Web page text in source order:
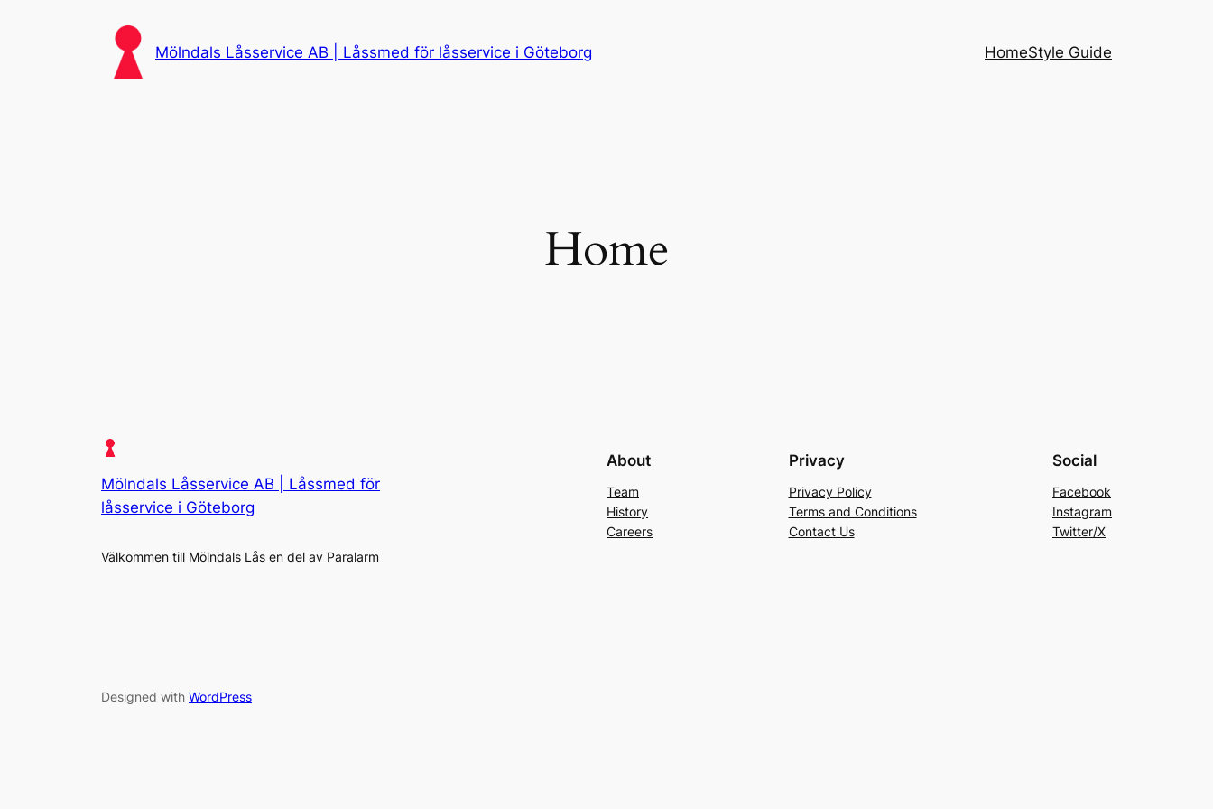
Mölndals Låsservice AB | Låssmed för låsservice i Göteborg HomeStyle Guide
Home
Mölndals Låsservice AB | Låssmed för
låsservice i Göteborg
Välkommen till Mölndals Lås en del av Paralarm
About
Team
History
Careers
Privacy
Privacy Policy
Terms and Conditions
Contact Us
Social
Facebook
Instagram
Twitter/X
Designed with WordPress